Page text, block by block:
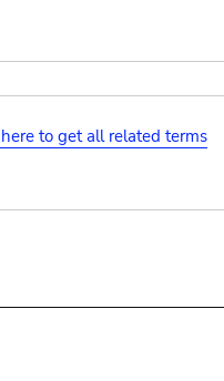
to get all related terms